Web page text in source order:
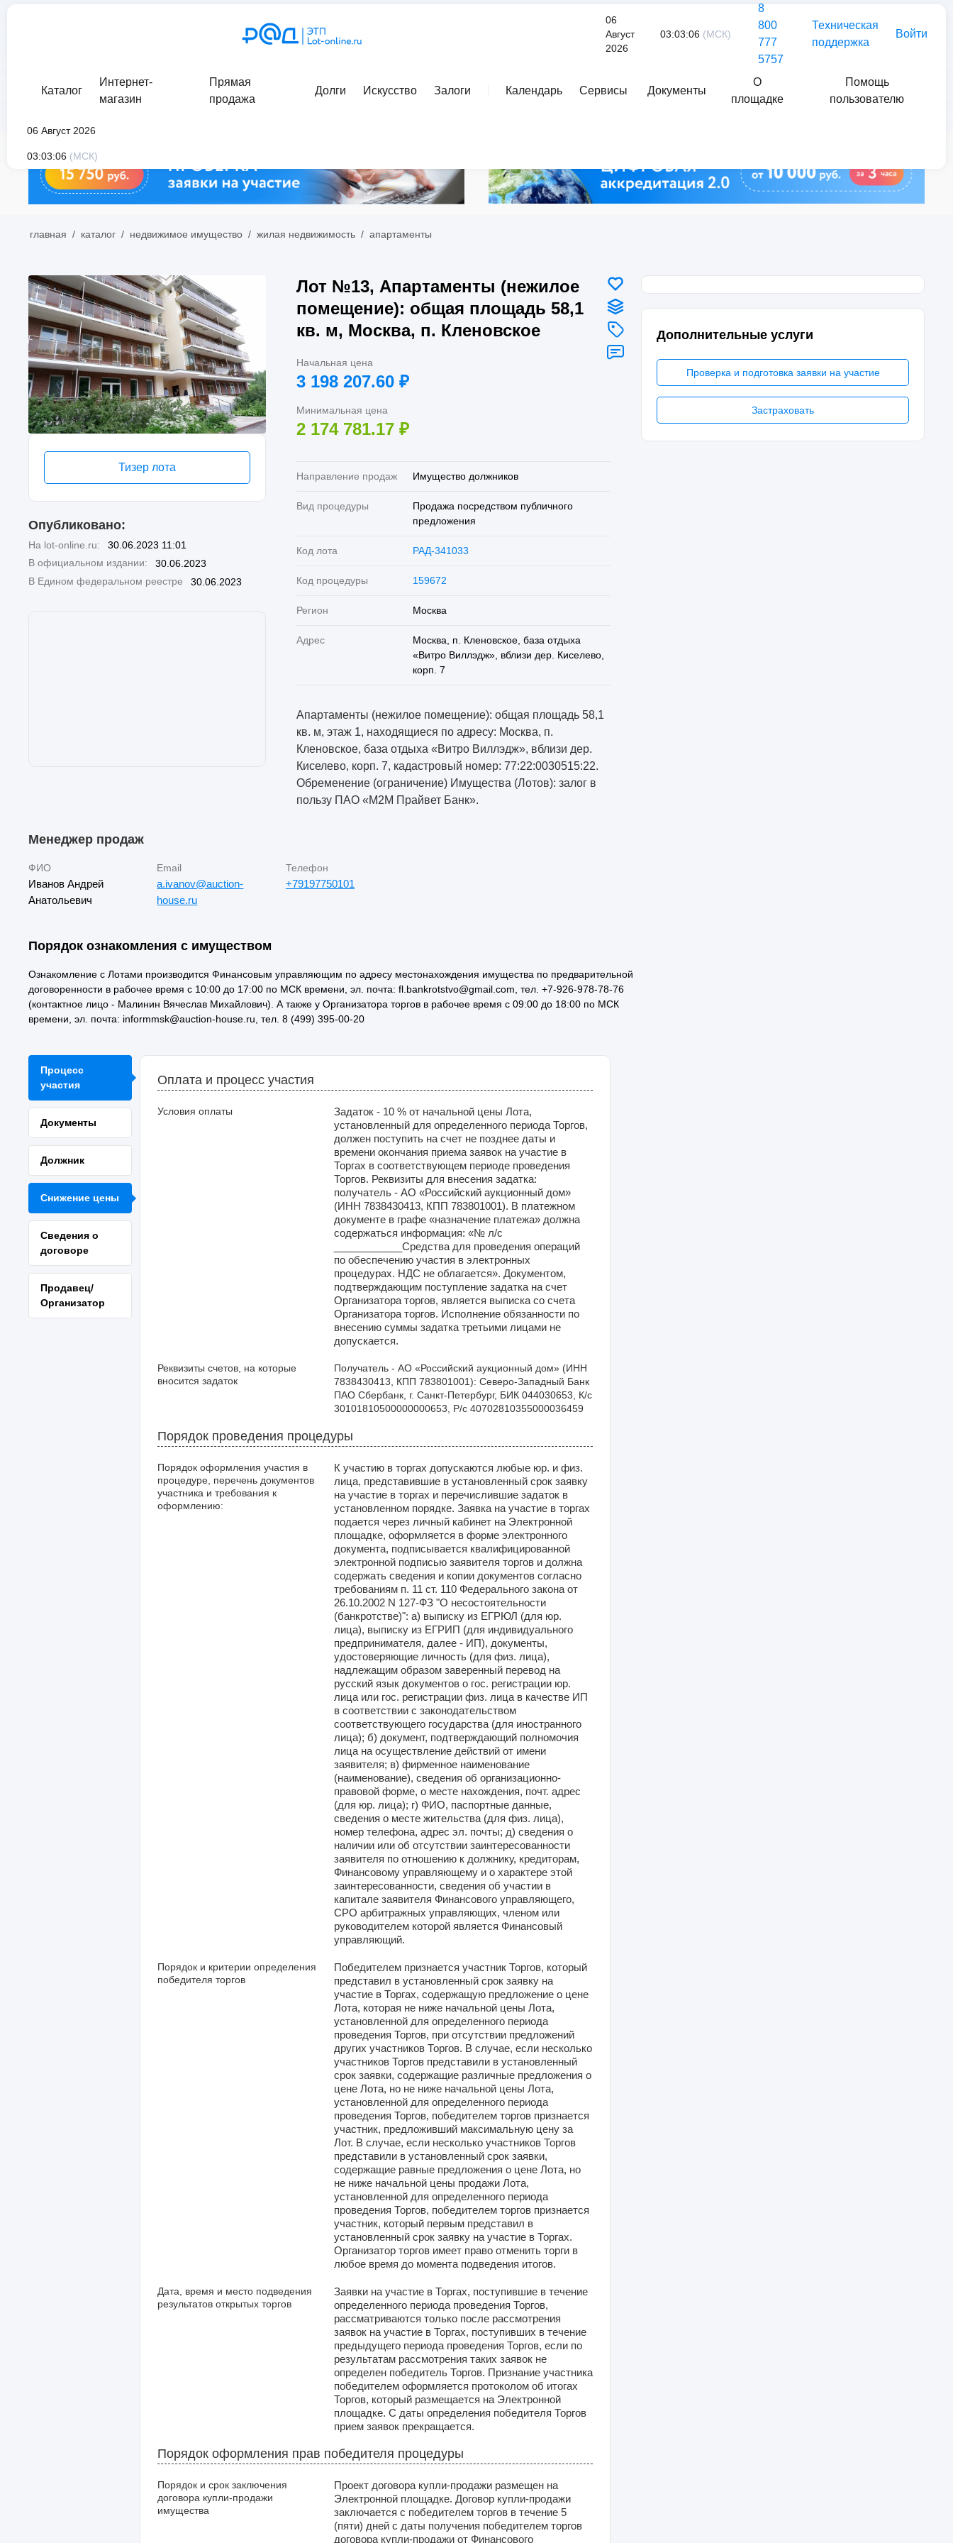
06
Август
2026
03:03:06 (МСК)
8
800
777
5757
Техническая
поддержка
Войти
Каталог
Интернет-
магазин
Прямая
продажа
Долги Искусство Залоги Календарь Сервисы Документы
О
площадке
Помощь
пользователю
06 Август 2026
03:03:06 (МСК)
главная / каталог / недвижимое имущество / жилая недвижимость / апартаменты
Дополнительные услуги
Проверка и подготовка заявки на участие
Застраховать
Тизер лота
Опубликовано:
На lot-online.ru:
30.06.2023 11:01
В официальном издании:
30.06.2023
В Едином федеральном реестре
30.06.2023
Лот №13, Апартаменты (нежилое
помещение): общая площадь 58,1
кв. м, Москва, п. Кленовское
Начальная цена
3 198 207.60 ₽
Минимальная цена
2 174 781.17 ₽
Направление продаж Имущество должников
Вид процедуры
Продажа посредством публичного
предложения
Код лота РАД-341033
Код процедуры 159672
Регион Москва
Адрес
Москва, п. Кленовское, база отдыха
«Витро Виллэдж», вблизи дер. Киселево,
корп. 7
Апартаменты (нежилое помещение): общая площадь 58,1
кв. м, этаж 1, находящиеся по адресу: Москва, п.
Кленовское, база отдыха «Витро Виллэдж», вблизи дер.
Киселево, корп. 7, кадастровый номер: 77:22:0030515:22.
Обременение (ограничение) Имущества (Лотов): залог в
пользу ПАО «М2М Прайвет Банк».
Менеджер продаж
ФИО
Иванов Андрей
Анатольевич
Email
a.ivanov@auction-
house.ru
Телефон
+79197750101
Порядок ознакомления с имуществом
Ознакомление с Лотами производится Финансовым управляющим по адресу местонахождения имущества по предварительной
договоренности в рабочее время с 10:00 до 17:00 по МСК времени, эл. почта: fl.bankrotstvo@gmail.com, тел. +7-926-978-78-76
(контактное лицо - Малинин Вячеслав Михайлович). А также у Организатора торгов в рабочее время с 09:00 до 18:00 по МСК
времени, эл. почта: informmsk@auction-house.ru, тел. 8 (499) 395-00-20
Процесс
участия
Документы
Должник
Снижение цены
Сведения о
договоре
Продавец/
Организатор
Оплата и процесс участия
Условия оплаты
Задаток - 10 % от начальной цены Лота,
установленный для определенного периода Торгов,
должен поступить на счет не позднее даты и
времени окончания приема заявок на участие в
Торгах в соответствующем периоде проведения
Торгов. Реквизиты для внесения задатка:
получатель - АО «Российский аукционный дом»
(ИНН 7838430413, КПП 783801001). В платежном
документе в графе «назначение платежа» должна
содержаться информация: «№ л/с
____________Средства для проведения операций
по обеспечению участия в электронных
процедурах. НДС не облагается». Документом,
подтверждающим поступление задатка на счет
Организатора торгов, является выписка со счета
Организатора торгов. Исполнение обязанности по
внесению суммы задатка третьими лицами не
допускается.
Реквизиты счетов, на которые
вносится задаток
Получатель - АО «Российский аукционный дом» (ИНН
7838430413, КПП 783801001): Северо-Западный Банк
ПАО Сбербанк, г. Санкт-Петербург, БИК 044030653, К/с
30101810500000000653, Р/с 40702810355000036459
Порядок проведения процедуры
Порядок оформления участия в
процедуре, перечень документов
участника и требования к
оформлению:
К участию в торгах допускаются любые юр. и физ.
лица, представившие в установленный срок заявку
на участие в торгах и перечислившие задаток в
установленном порядке. Заявка на участие в торгах
подается через личный кабинет на Электронной
площадке, оформляется в форме электронного
документа, подписывается квалифицированной
электронной подписью заявителя торгов и должна
содержать сведения и копии документов согласно
требованиям п. 11 ст. 110 Федерального закона от
26.10.2002 N 127-ФЗ "О несостоятельности
(банкротстве)": а) выписку из ЕГРЮЛ (для юр.
лица), выписку из ЕГРИП (для индивидуального
предпринимателя, далее - ИП), документы,
удостоверяющие личность (для физ. лица),
надлежащим образом заверенный перевод на
русский язык документов о гос. регистрации юр.
лица или гос. регистрации физ. лица в качестве ИП
в соответствии с законодательством
соответствующего государства (для иностранного
лица); б) документ, подтверждающий полномочия
лица на осуществление действий от имени
заявителя; в) фирменное наименование
(наименование), сведения об организационно-
правовой форме, о месте нахождения, почт. адрес
(для юр. лица); г) ФИО, паспортные данные,
сведения о месте жительства (для физ. лица),
номер телефона, адрес эл. почты; д) сведения о
наличии или об отсутствии заинтересованности
заявителя по отношению к должнику, кредиторам,
Финансовому управляющему и о характере этой
заинтересованности, сведения об участии в
капитале заявителя Финансового управляющего,
СРО арбитражных управляющих, членом или
руководителем которой является Финансовый
управляющий.
Порядок и критерии определения
победителя торгов
Победителем признается участник Торгов, который
представил в установленный срок заявку на
участие в Торгах, содержащую предложение о цене
Лота, которая не ниже начальной цены Лота,
установленной для определенного периода
проведения Торгов, при отсутствии предложений
других участников Торгов. В случае, если несколько
участников Торгов представили в установленный
срок заявки, содержащие различные предложения о
цене Лота, но не ниже начальной цены Лота,
установленной для определенного периода
проведения Торгов, победителем торгов признается
участник, предложивший максимальную цену за
Лот. В случае, если несколько участников Торгов
представили в установленный срок заявки,
содержащие равные предложения о цене Лота, но
не ниже начальной цены продажи Лота,
установленной для определенного периода
проведения Торгов, победителем торгов признается
участник, который первым представил в
установленный срок заявку на участие в Торгах.
Организатор торгов имеет право отменить торги в
любое время до момента подведения итогов.
Дата, время и место подведения
результатов открытых торгов
Заявки на участие в Торгах, поступившие в течение
определенного периода проведения Торгов,
рассматриваются только после рассмотрения
заявок на участие в Торгах, поступивших в течение
предыдущего периода проведения Торгов, если по
результатам рассмотрения таких заявок не
определен победитель Торгов. Признание участника
победителем оформляется протоколом об итогах
Торгов, который размещается на Электронной
площадке. С даты определения победителя Торгов
прием заявок прекращается.
Порядок оформления прав победителя процедуры
Порядок и срок заключения
договора купли-продажи
имущества
Проект договора купли-продажи размещен на
Электронной площадке. Договор купли-продажи
заключается с победителем торгов в течение 5
(пяти) дней с даты получения победителем торгов
договора купли-продажи от Финансового